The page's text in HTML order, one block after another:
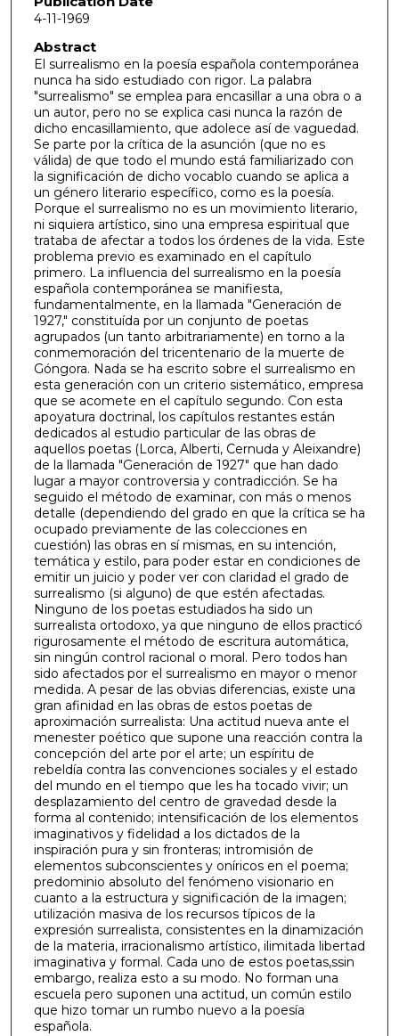
4-11-1969
Abstract
El surrealismo en la poesía española contemporánea
nunca ha sido estudiado con rigor. La palabra
"surrealismo" se emplea para encasillar a una obra o a
un autor, pero no se explica casi nunca la razón de
dicho encasillamiento, que adolece así de vaguedad.
Se parte por la crítica de la asunción (que no es
válida) de que todo el mundo está familiarizado con
la significación de dicho vocablo cuando se aplica a
un género literario específico, como es la poesía.
Porque el surrealismo no es un movimiento literario,
ni siquiera artístico, sino una empresa espiritual que
trataba de afectar a todos los órdenes de la vida. Este
problema previo es examinado en el capítulo
primero. La influencia del surrealismo en la poesía
española contemporánea se manifiesta,
fundamentalmente, en la llamada "Generación de
1927," constituída por un conjunto de poetas
agrupados (un tanto arbitrariamente) en torno a la
conmemoración del tricentenario de la muerte de
Góngora. Nada se ha escrito sobre el surrealismo en
esta generación con un criterio sistemático, empresa
que se acomete en el capítulo segundo. Con esta
apoyatura doctrinal, los capítulos restantes están
dedicados al estudio particular de las obras de
aquellos poetas (Lorca, Alberti, Cernuda y Aleixandre)
de la llamada "Generación de 1927" que han dado
lugar a mayor controversia y contradicción. Se ha
seguido el método de examinar, con más o menos
detalle (dependiendo del grado en que la crítica se ha
ocupado previamente de las colecciones en
cuestión) las obras en sí mismas, en su intención,
temática y estilo, para poder estar en condiciones de
emitir un juicio y poder ver con claridad el grado de
surrealismo (si alguno) de que estén afectadas.
Ninguno de los poetas estudiados ha sido un
surrealista ortodoxo, ya que ninguno de ellos practicó
rigurosamente el método de escritura automática,
sin ningún control racional o moral. Pero todos han
sido afectados por el surrealismo en mayor o menor
medida. A pesar de las obvias diferencias, existe una
gran afinidad en las obras de estos poetas de
aproximación surrealista: Una actitud nueva ante el
menester poético que supone una reacción contra la
concepción del arte por el arte; un espíritu de
rebeldía contra las convenciones sociales y el estado
del mundo en el tiempo que les ha tocado vivir; un
desplazamiento del centro de gravedad desde la
forma al contenido; intensificación de los elementos
imaginativos y fidelidad a los dictados de la
inspiración pura y sin fronteras; intromisión de
elementos subconscientes y oníricos en el poema;
predominio absoluto del fenómeno visionario en
cuanto a la estructura y significación de la imagen;
utilización masiva de los recursos típicos de la
expresión surrealista, consistentes en la dinamización
de la materia, irracionalismo artístico, ilimitada libertad
imaginativa y formal. Cada uno de estos poetas,ssin
embargo, realiza esto a su modo. No forman una
escuela pero suponen una actitud, un común estilo
que hizo tomar un rumbo nuevo a la poesía
española.